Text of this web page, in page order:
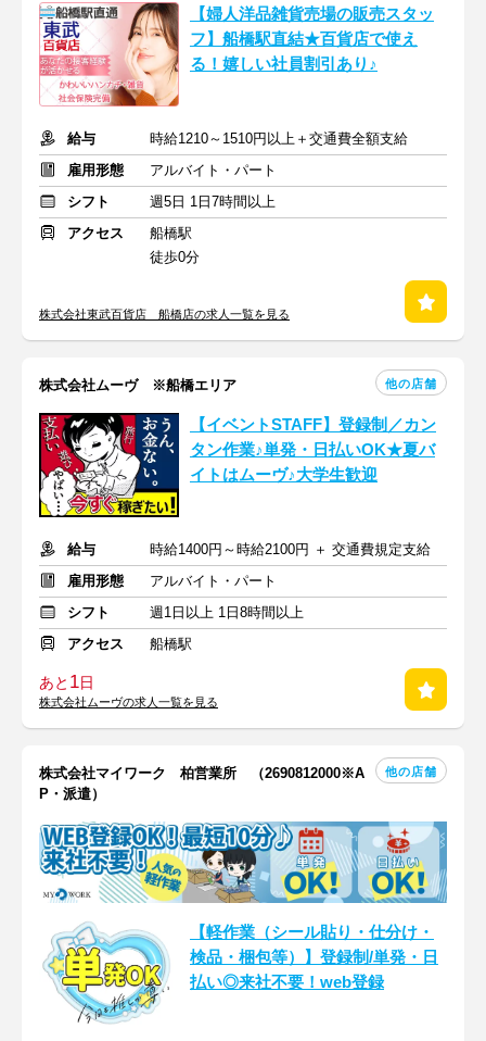
【婦人洋品雑貨売場の販売スタッ
フ】船橋駅直結★百貨店で使え
る！嬉しい社員割引あり♪
給与
時給1210～1510円以上＋交通費全額支給
雇用形態
アルバイト・パート
シフト
週5日 1日7時間以上
アクセス
船橋駅
徒歩0分
株式会社東武百貨店 船橋店の求人一覧を見る
株式会社ムーヴ ※船橋エリア 他の店舗
【イベントSTAFF】登録制／カン
タン作業♪単発・日払いOK★夏バ
イトはムーヴ♪大学生歓迎
給与
時給1400円～時給2100円 ＋ 交通費規定支給
雇用形態
アルバイト・パート
シフト
週1日以上 1日8時間以上
アクセス
船橋駅
あと 1日
株式会社ムーヴの求人一覧を見る
株式会社マイワーク 柏営業所 （2690812000※A
P・派遣）
他の店舗
【軽作業（シール貼り・仕分け・
検品・梱包等）】登録制/単発・日
払い◎来社不要！web登録